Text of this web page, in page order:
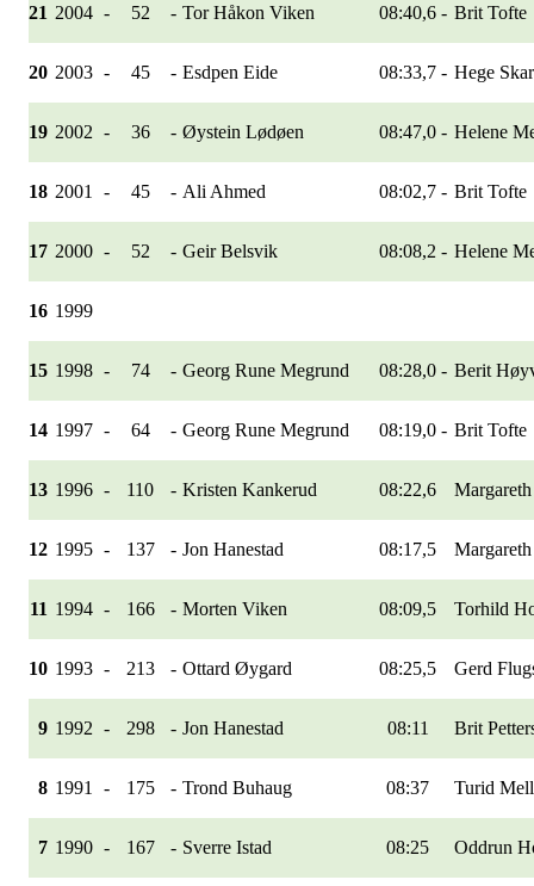
21 2004 - 52 - Tor Håkon Viken 08:40,6 - Brit Tofte
20 2003 - 45 - Esdpen Eide 08:33,7 - Hege
19 2002 - 36 - Øystein Lødøen 08:47,0 - Helene
18 2001 - 45 - Ali Ahmed 08:02,7 - Brit Tofte
17 2000 - 52 - Geir Belsvik 08:08,2 - Helene
16 1999
15 1998 - 74 - Georg Rune Megrund 08:28,0 - Berit
14 1997 - 64 - Georg Rune Megrund 08:19,0 - Brit Tofte
13 1996 - 110 - Kristen Kankerud 08:22,6
12 1995 - 137 - Jon Hanestad 08:17,5
11 1994 - 166 - Morten Viken 08:09,5 Torhild
10 1993 - 213 - Ottard Øygard 08:25,5 Gerd
9 1992 - 298 - Jon Hanestad 08:11 Brit
8 1991 - 175 - Trond Buhaug 08:37 Turid
7 1990 - 167 - Sverre Istad 08:25 Oddrun